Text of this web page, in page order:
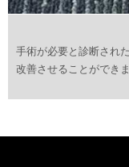
手術が必要と診断され
改善させることができま